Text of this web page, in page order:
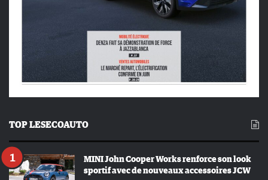
TOP LESECOAUTO
MINI John Cooper Works renforce son look
sportif avec de nouveaux accessoires JCW